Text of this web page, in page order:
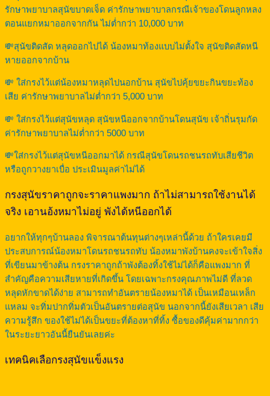
รักษาพยาบาลสุนัขบาดเจ็ด ค่ารักษาพยาบาลกรณีเจ้าของโดนลูกหลง
ตอนแยกหมาออกจากกัน ไม่ต่ำกว่า 10,000 บาท
💸สุนัขติดสัด หลุดออกไปได้ น้องหมาท้องแบบไม่ตั้งใจ สุนัขติดสัดหนี
หายออกจากบ้าน
💸 ใส่กรงไว้แต่น้องหมาหลุดไปนอกบ้าน สุนัขไปคุ้ยขยะกินขยะท้อง
เสีย ค่ารักษาพยาบาลไม่ต่ำกว่า 5,000 บาท
💸 ใส่กรงไว้แต่สุนัขหลุด สุนัขหนีออกจากบ้านโดนสุนัข เจ้าถิ่นรุมกัด
ค่ารักษาพยาบาลไม่ต่ำกว่า 5000 บาท
💸ใส่กรงไว้แต่สุนัขหนีออกมาได้ กรณีสุนัขโดนรถชนรถทับเสียชีวิต
หรือถูกวางยาเบื่อ ประเมินมูลค่าไม่ได้
กรงสุนัขราคาถูกจะราคาแพงมาก ถ้าไม่สามารถใช้งานได้
จริง เอานอ้งหมาไม่อยู่ พังได้หนีออกได้
อยากให้ทุกๆบ้านลอง พิจารณาต้นทุนต่างๆเหล่านี้ด้วย ถ้าใครเคยมี
ประสบการณ์น้องหมาโดนรถชนรถทับ น้องหมาพังบ้านคงจะเข้าใจสิ่ง
ที่เขียนมาข้างต้น กรงราคาถูกถ้าพังต้องทิ้งใช้ไม่ได้ก็คือแพงมาก ที่
สำคัญคือความเสียหายที่เกิดขึ้น โดยเฉพาะกรงคุณภาพไม่ดี ที่ลวด
หลุดหักขาดได้ง่าย สามารถทำอันตรายน้องหมาได้ เป็นเหมือนเหล็ก
แหลม จะทิ่มปากทิ่มตัวเป็นอันตรายต่อสุนัข นอกจากนี้ยังเสียเวลา เสีย
ความรู้สึก ของใช้ไม่ได้เป็นขยะที่ต้องหาที่ทิ้ง ซื้อของดีคุ้มค่ามากกว่า
ในระยะยาวอันนี้ยืนยันเลยค่ะ
เทคนิคเลือกรงสุนัขแข็งแรง